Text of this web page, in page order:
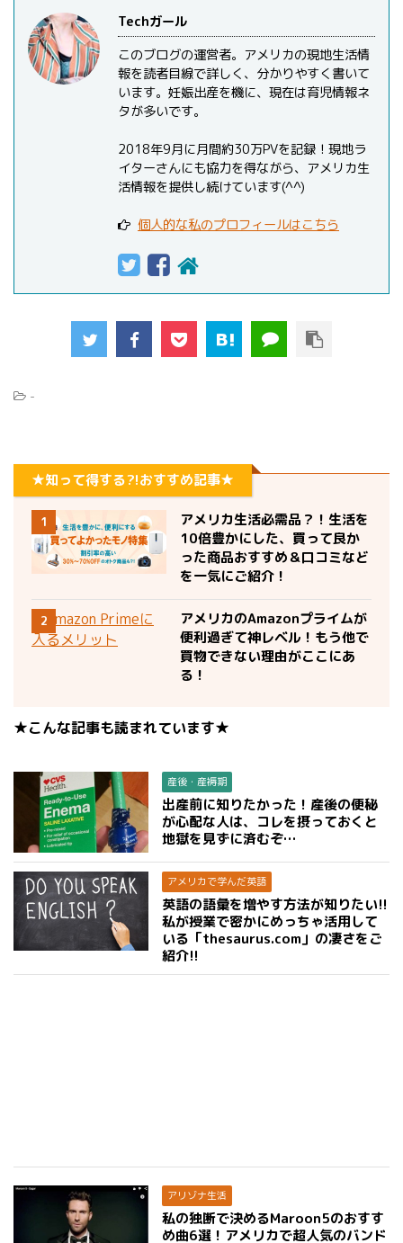
Techガール
このブログの運営者。アメリカの現地生活情
報を読者目線で詳しく、分かりやすく書いて
います。妊娠出産を機に、現在は育児情報ネ
タが多いです。
2018年9月に月間約30万PVを記録！現地ラ
イターさんにも協力を得ながら、アメリカ生
活情報を提供し続けています(^^)
個人的な私のプロフィールはこちら
-
★知って得する?!おすすめ記事★
1
アメリカ生活必需品？！生活を
10倍豊かにした、買って良か
った商品おすすめ＆口コミなど
を一気にご紹介！
2
アメリカのAmazonプライムが
便利過ぎて神レベル！もう他で
買物できない理由がここにあ
る！
★こんな記事も読まれています★
産後・産褥期
出産前に知りたかった！産後の便秘
が心配な人は、コレを摂っておくと
地獄を見ずに済むぞ…
アメリカで学んだ英語
英語の語彙を増やす方法が知りたい!!
私が授業で密かにめっちゃ活用して
いる「thesaurus.com」の凄さをご
紹介!!
アリゾナ生活
私の独断で決めるMaroon5のおすす
め曲6選！アメリカで超人気のバンド